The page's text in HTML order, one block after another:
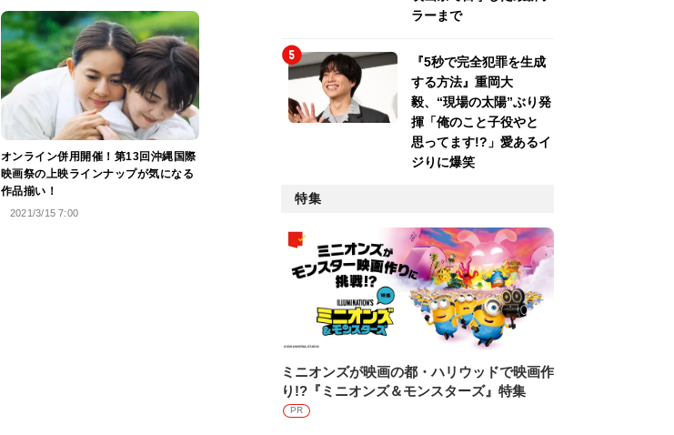
オンライン併用開催！第13回沖縄国際
映画祭の上映ラインナップが気になる
作品揃い！
2021/3/15 7:00
ラーまで
『5秒で完全犯罪を生成
する方法』重岡大
毅、“現場の太陽”ぶり発
揮「俺のこと子役やと
思ってます!?」愛あるイ
ジりに爆笑
特集
ミニオンズが映画の都・ハリウッドで映画作
り!?『ミニオンズ＆モンスターズ』特集
PR